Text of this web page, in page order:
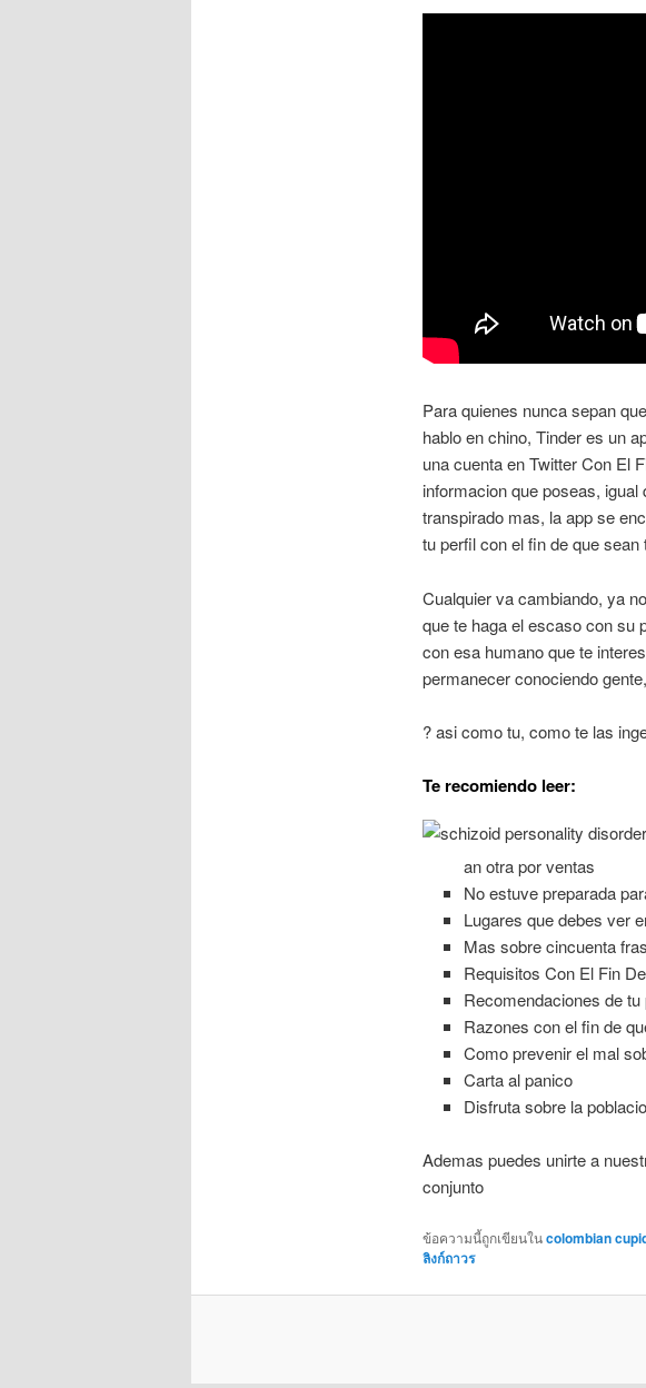
Para quienes nunca sepan
hablo en chino, Tinder es un
una cuenta en Twitter Con El
informacion que poseas,
transpirado mas, la app se
tu perfil con el fin de que
Cualquier va cambiando, ya
que te haga el escaso con su
con esa humano que te
permanecer conociendo
? asi como tu, como te las
Te recomiendo leer:
an otra por ventas
No estuve preparada
Lugares que debes ver
Mas sobre cincuenta
Requisitos Con El Fin
Recomendaciones de
Razones con el fin de
Como prevenir el mal
Carta al panico
Disfruta sobre la
Ademas puedes unirte a
conjunto
ข้อความนี้ถูกเขียนในcolombian
ลิงก์ถาวร